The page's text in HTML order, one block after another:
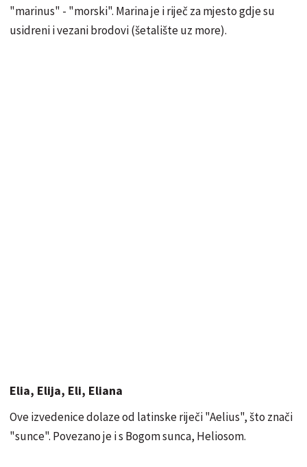
"marinus" - "morski". Marina je i riječ za mjesto gdje su
usidreni i vezani brodovi (šetalište uz more).
Elia, Elija, Eli, Eliana
Ove izvedenice dolaze od latinske riječi "Aelius", što znači
"sunce". Povezano je i s Bogom sunca, Heliosom.